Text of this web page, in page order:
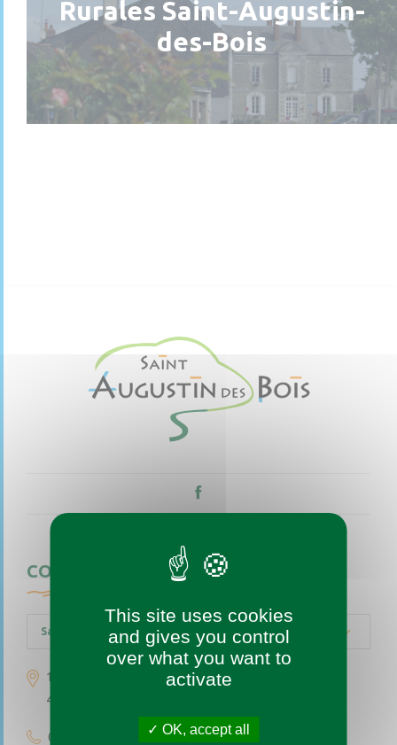
Rurales Saint-Augustin-
des-Bois
CONTACTEZ-NOUS
Saint-Augustin-des-Bois
1 place de l’église
49170 Saint-Augustin-des-Bois
02 41 77 04 49
This site uses cookies
and gives you control
over what you want to
activate
OK, accept all